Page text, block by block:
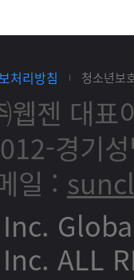
처리방침 청소년보
웹젠 대표
경기
일 :
ALL